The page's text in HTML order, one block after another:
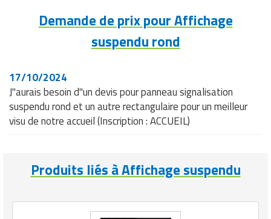
Demande de prix pour Affichage
suspendu rond
17/10/2024
J"aurais besoin d"un devis pour panneau signalisation
suspendu rond et un autre rectangulaire pour un meilleur
visu de notre accueil (Inscription : ACCUEIL)
Produits liés à Affichage suspendu